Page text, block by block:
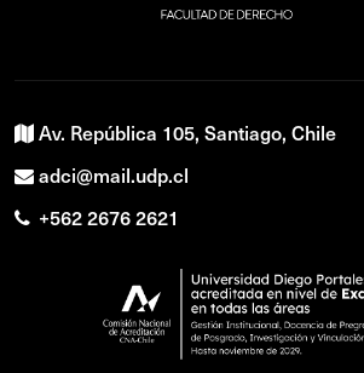
Av. República 105, Santiago, Chile
adci@mail.udp.cl
+562 2676 2621